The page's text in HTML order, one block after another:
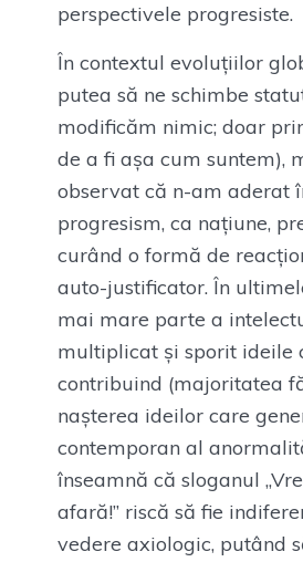
perspectivele progresiste.
În contextul evoluțiilor
putea să ne schimbe
modificăm nimic; doar
de a fi așa cum suntem),
observat că n-am aderat
progresism, ca națiune,
curând o formă de
auto-justificator. În
mai mare parte a
multiplicat și sporit ideile
contribuind (majoritatea
nașterea ideilor care
contemporan al
înseamnă că sloganul
afară!” riscă să fie
vedere axiologic, putând